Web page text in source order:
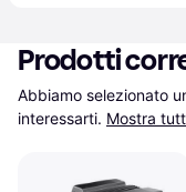
Prodotti
Abbiamo selezionato
interessarti. Mostra